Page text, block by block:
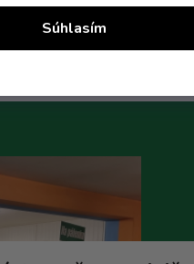
Súhlasím
Do košíka